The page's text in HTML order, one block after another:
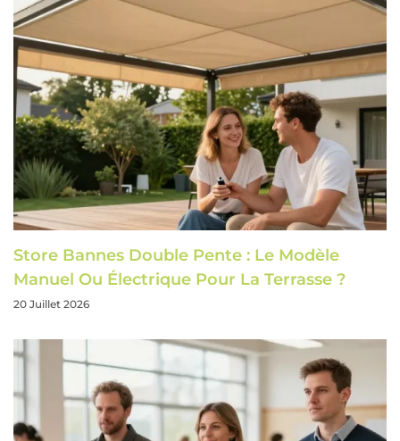
Store Bannes Double Pente : Le Modèle
Manuel Ou Électrique Pour La Terrasse ?
20 Juillet 2026